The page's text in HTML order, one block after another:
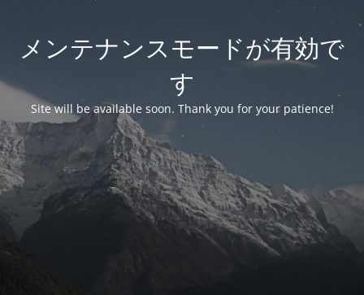
メンテナンスモードが有効で
す
Site will be available soon. Thank you for your patience!